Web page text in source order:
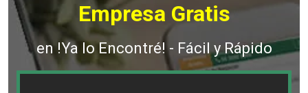
Empresa Gratis
en !Ya lo Encontré! - Fácil y Rápido